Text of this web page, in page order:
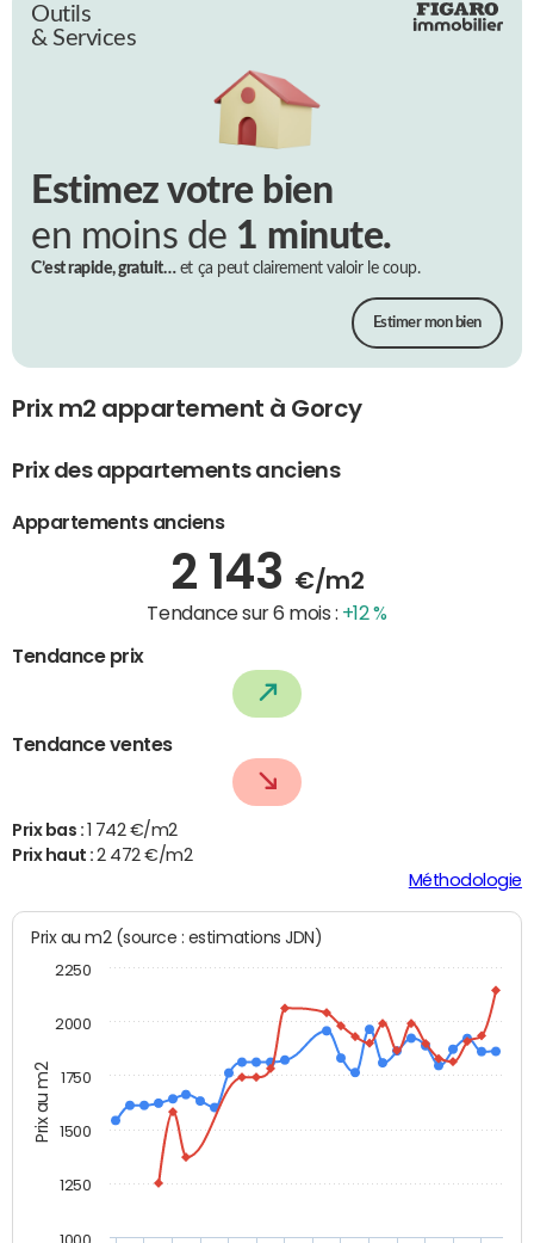
Outils
& Services
Estimez votre bien
en moins de 1 minute.
C’est rapide, gratuit…et ça peut clairement valoir le coup.
Estimer mon bien
Prix m2 appartement à Gorcy
Prix des appartements anciens
Appartements anciens
2 143 €/m2
Tendance sur 6 mois : +12 %
Tendance prix
Tendance ventes
Prix bas : 1 742 €/m2
Prix haut :2 472 €/m2
Méthodologie
Prix au m2
Prix au m2 (source : estimations JDN)
1000
1250
1500
1750
2000
2250